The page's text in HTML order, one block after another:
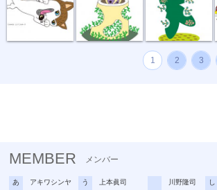
1 2 3
MEMBER メンバー
あ
アキワシンヤ
う
上本眞司
川野隆司
し